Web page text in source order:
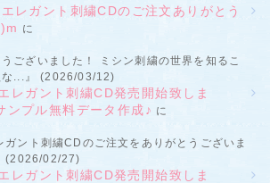
レガント刺繍CDのご注文ありがとう
に
ございました！ ミシン刺繍の世界を知るこ
な...』 (2026/03/12)
ガント刺繍CD発売開始致しま
プル無料データ作成♪ に
ガント刺繍CDのご注文をありがとうございま
(2026/02/27)
ガント刺繍CD発売開始致しま